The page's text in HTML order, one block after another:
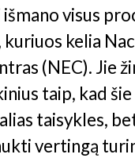
visus
kelia
(NEC). Jie
taip, kad
taisykles,
vertingą